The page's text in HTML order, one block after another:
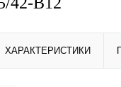
ХАРАКТЕРИСТИКИ